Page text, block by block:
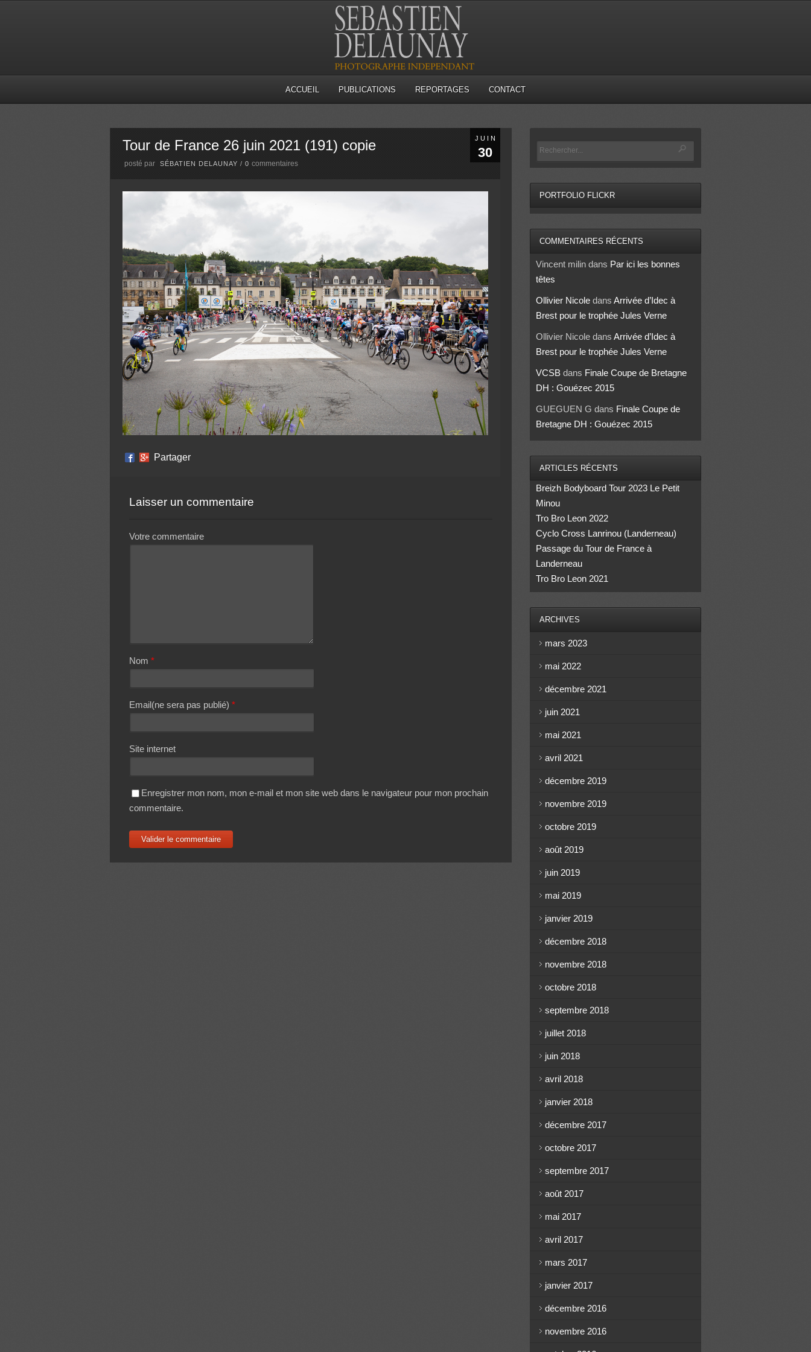
ACCUEIL PUBLICATIONS REPORTAGES CONTACT
JUIN
30
Tour de France 26 juin 2021 (191) copie
posté par SÉBATIEN DELAUNAY / 0 commentaires
Partager
Laisser un commentaire
Votre commentaire
Nom *
Email(ne sera pas publié) *
Site internet
Enregistrer mon nom, mon e-mail et mon site web dans le navigateur pour mon prochain
commentaire.
PORTFOLIO FLICKR
COMMENTAIRES RÉCENTS
Vincent milindans Par ici les bonnes
têtes
Ollivier Nicoledans Arrivée d’Idec à
Brest pour le trophée Jules Verne
Ollivier Nicoledans Arrivée d’Idec à
Brest pour le trophée Jules Verne
VCSBdans Finale Coupe de Bretagne
DH : Gouézec 2015
GUEGUEN G dans Finale Coupe de
Bretagne DH : Gouézec 2015
ARTICLES RÉCENTS
Breizh Bodyboard Tour 2023 Le Petit
Minou
Tro Bro Leon 2022
Cyclo Cross Lanrinou (Landerneau)
Passage du Tour de France à
Landerneau
Tro Bro Leon 2021
ARCHIVES
mars 2023
mai 2022
décembre 2021
juin 2021
mai 2021
avril 2021
décembre 2019
novembre 2019
octobre 2019
août 2019
juin 2019
mai 2019
janvier 2019
décembre 2018
novembre 2018
octobre 2018
septembre 2018
juillet 2018
juin 2018
avril 2018
janvier 2018
décembre 2017
octobre 2017
septembre 2017
août 2017
mai 2017
avril 2017
mars 2017
janvier 2017
décembre 2016
novembre 2016